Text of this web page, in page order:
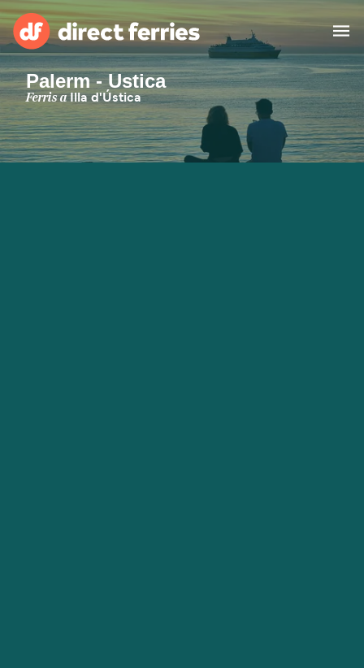
Països
Bitllets de Ferry
Palerm - Ustica
Ferris aIlla d'Ústica